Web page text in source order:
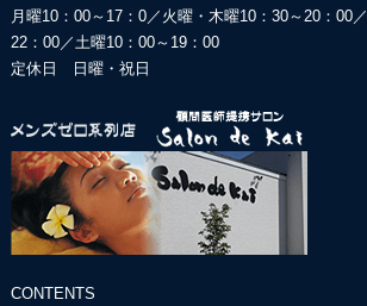
月曜10：00～17：0／火曜・木曜10：30～20：00／
22：00／土曜10：00～19：00
定休日 日曜・祝日
CONTENTS